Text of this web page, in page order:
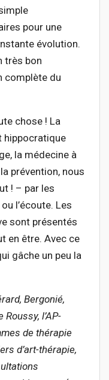
pour une
évolution.
très bon
complète du
chose ! La
hippocratique
la médecine à
prévention, nous
! – par les
l’écoute. Les
sont présentés
en être. Avec ce
gâche un peu la
Bergonié,
l’AP-
de thérapie
d’art-thérapie,